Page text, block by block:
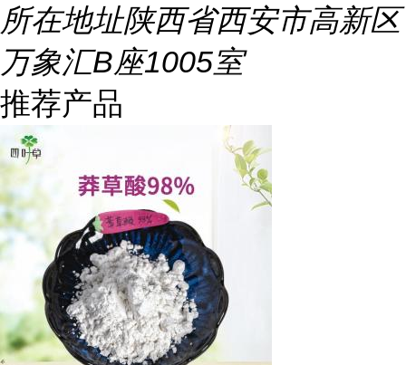
所在地址陕西省西安市高新区
万象汇B座1005室
推荐产品